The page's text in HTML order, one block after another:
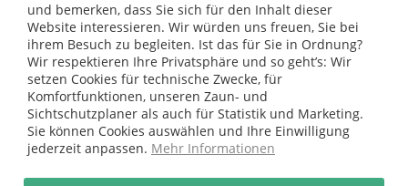
Informationen
* bei Paketversand. Alle Preise inkl. gesetzl. Mehrwertsteuer zzgl.
Versandkosten.
Copyright © afp marketing gmbh - Alle Rechte vorbehalten
und bemerken, dass Sie sich für den Inhalt dieser
Website interessieren. Wir würden uns freuen, Sie bei
ihrem Besuch zu begleiten. Ist das für Sie in Ordnung?
Wir respektieren Ihre Privatsphäre und so geht’s: Wir
setzen Cookies für technische Zwecke, für
Komfortfunktionen, unseren Zaun- und
Sichtschutzplaner als auch für Statistik und Marketing.
Sie können Cookies auswählen und Ihre Einwilligung
jederzeit anpassen. Mehr Informationen